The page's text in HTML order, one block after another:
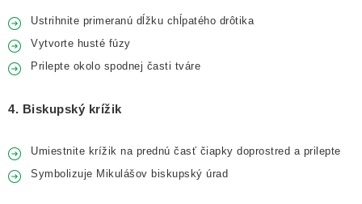
Ustrihnite primeranú dĺžku chĺpatého drôtika
Vytvorte husté fúzy
Prilepte okolo spodnej časti tváre
4. Biskupský krížik
Umiestnite krížik na prednú časť čiapky doprostred a prilepte
Symbolizuje Mikulášov biskupský úrad